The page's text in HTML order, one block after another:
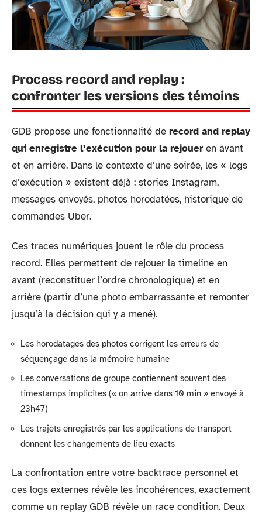
Process record and replay :
confronter les versions des témoins
GDB propose une fonctionnalité de record and replay
qui enregistre l’exécution pour la rejouer en avant
et en arrière. Dans le contexte d’une soirée, les « logs
d’exécution » existent déjà : stories Instagram,
messages envoyés, photos horodatées, historique de
commandes Uber.
Ces traces numériques jouent le rôle du process
record. Elles permettent de rejouer la timeline en
avant (reconstituer l’ordre chronologique) et en
arrière (partir d’une photo embarrassante et remonter
jusqu’à la décision qui y a mené).
Les horodatages des photos corrigent les erreurs de
séquençage dans la mémoire humaine
Les conversations de groupe contiennent souvent des
timestamps implicites (« on arrive dans 10 min » envoyé à
23h47)
Les trajets enregistrés par les applications de transport
donnent les changements de lieu exacts
La confrontation entre votre backtrace personnel et
ces logs externes révèle les incohérences, exactement
comme un replay GDB révèle un race condition. Deux